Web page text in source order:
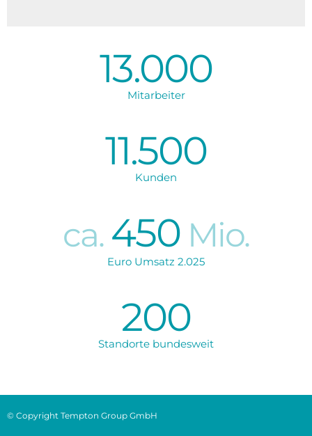
13.000
Mitarbeiter
11.500
Kunden
ca. 450 Mio.
Euro Umsatz 2.025
200
Standorte bundesweit
© Copyright Tempton Group GmbH